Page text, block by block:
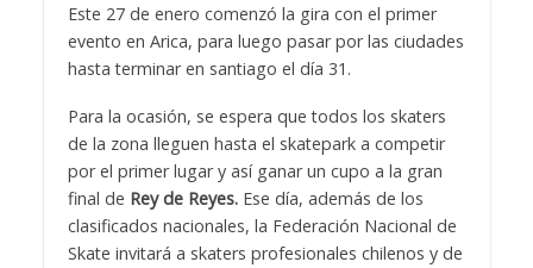
Este 27 de enero comenzó la gira con el primer
evento en Arica, para luego pasar por las ciudades
hasta terminar en santiago el día 31.
Para la ocasión, se espera que todos los skaters
de la zona lleguen hasta el skatepark a competir
por el primer lugar y así ganar un cupo a la gran
final de Rey de Reyes. Ese día, además de los
clasificados nacionales, la Federación Nacional de
Skate invitará a skaters profesionales chilenos y de